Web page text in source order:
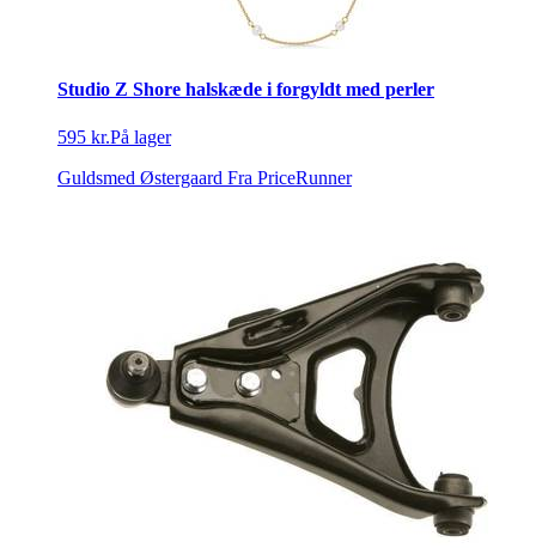
Studio Z Shore halskæde i forgyldt med perler
595 kr.På lager
Guldsmed Østergaard Fra PriceRunner